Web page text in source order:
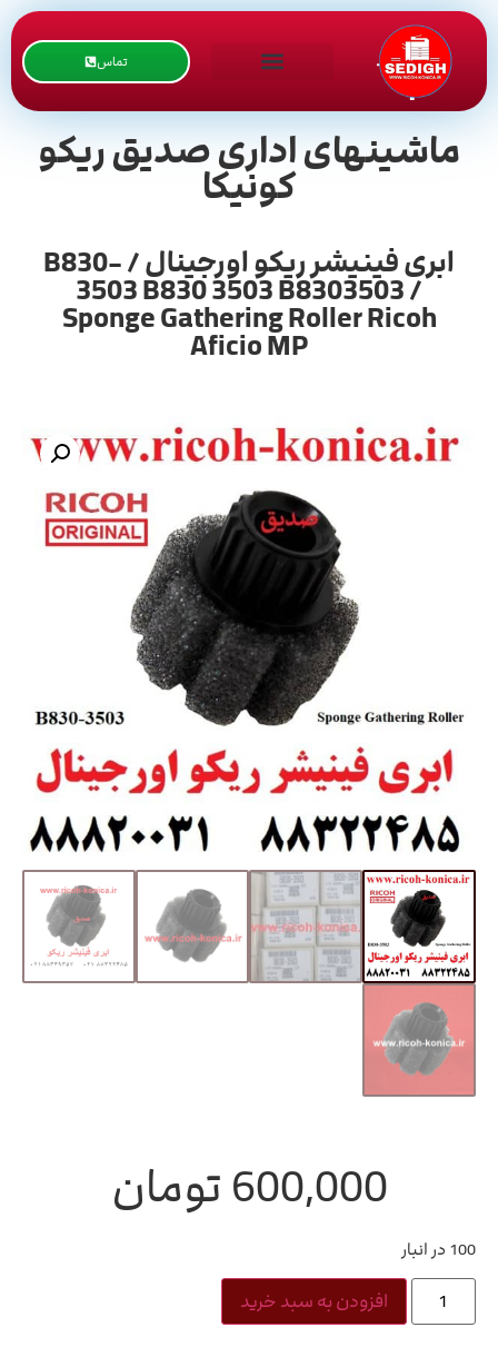
تماس
ماشینهای اداری صدیق ریکو
کونیکا
ابری فینیشر ریکو اورجینال / B830-
3503 B830 3503 B8303503 /
Sponge Gathering Roller Ricoh
Aficio MP
600,000 تومان
100 در انبار
افزودن به سبد خرید